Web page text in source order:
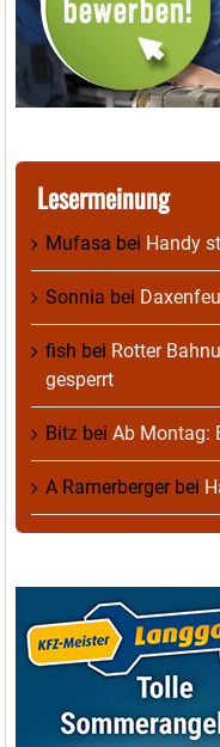
Lesermeinung
Mufasa bei Handy
Sonnia bei
fish bei Rotter
gesperrt
Bitz bei Ab Montag:
A Ramerbergerbei